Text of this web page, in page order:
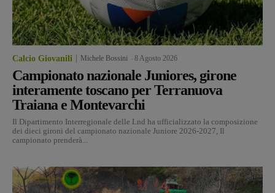
Calcio Giovanili Michele Bossini 8 Agosto 2026
Campionato nazionale Juniores, girone
interamente toscano per Terranuova
Traiana e Montevarchi
Il Dipartimento Interregionale delle Lnd ha ufficializzato la composizione
dei dieci gironi del campionato nazionale Juniore 2026-2027, Il
campionato prenderà...